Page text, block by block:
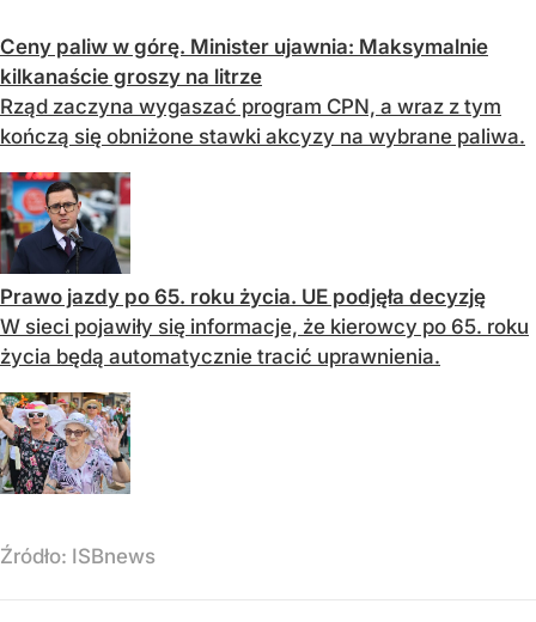
Ceny paliw w górę. Minister ujawnia: Maksymalnie
kilkanaście groszy na litrze
Rząd zaczyna wygaszać program CPN, a wraz z tym
kończą się obniżone stawki akcyzy na wybrane paliwa.
Prawo jazdy po 65. roku życia. UE podjęła decyzję
W sieci pojawiły się informacje, że kierowcy po 65. roku
życia będą automatycznie tracić uprawnienia.
Źródło: ISBnews